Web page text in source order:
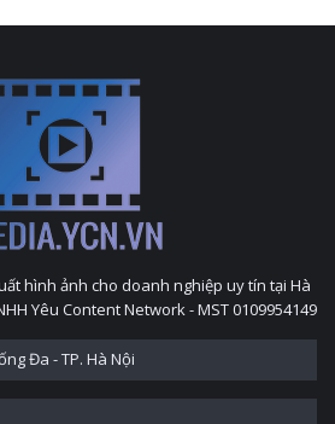
hình ảnh cho doanh nghiệp uy tín tại Hà
Yêu Content Network - MST 0109954149
Đa - TP. Hà Nội